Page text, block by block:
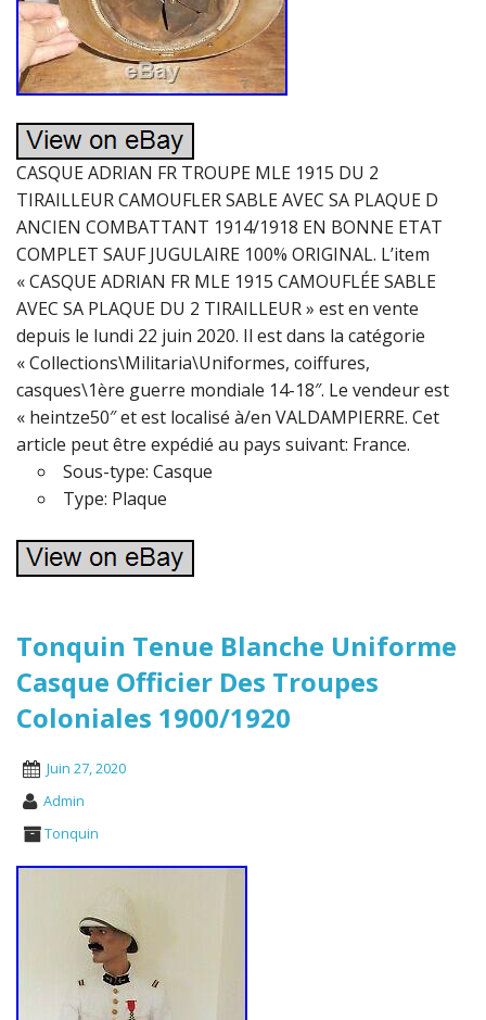
CASQUE ADRIAN FR TROUPE MLE 1915 DU 2
TIRAILLEUR CAMOUFLER SABLE AVEC SA PLAQUE D
ANCIEN COMBATTANT 1914/1918 EN BONNE ETAT
COMPLET SAUF JUGULAIRE 100% ORIGINAL. L’item
« CASQUE ADRIAN FR MLE 1915 CAMOUFLÉE SABLE
AVEC SA PLAQUE DU 2 TIRAILLEUR » est en vente
depuis le lundi 22 juin 2020. Il est dans la catégorie
« Collections\Militaria\Uniformes, coiffures,
casques\1ère guerre mondiale 14-18″. Le vendeur est
« heintze50″ et est localisé à/en VALDAMPIERRE. Cet
article peut être expédié au pays suivant: France.
Sous-type: Casque
Type: Plaque
Tonquin Tenue Blanche Uniforme
Casque Officier Des Troupes
Coloniales 1900/1920
Juin 27, 2020
Admin
Tonquin